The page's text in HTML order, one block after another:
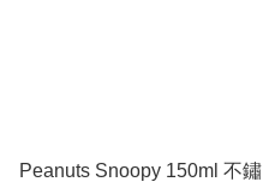
Peanuts Snoopy 150ml 不鏽